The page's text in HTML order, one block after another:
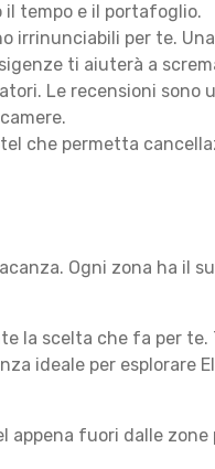
il tempo e il portafoglio.
irrinunciabili per te.
ti aiuterà a
Le recensioni sono
che permetta
Ogni zona ha il
la scelta che fa per te.
ideale per esplorare
appena fuori dalle